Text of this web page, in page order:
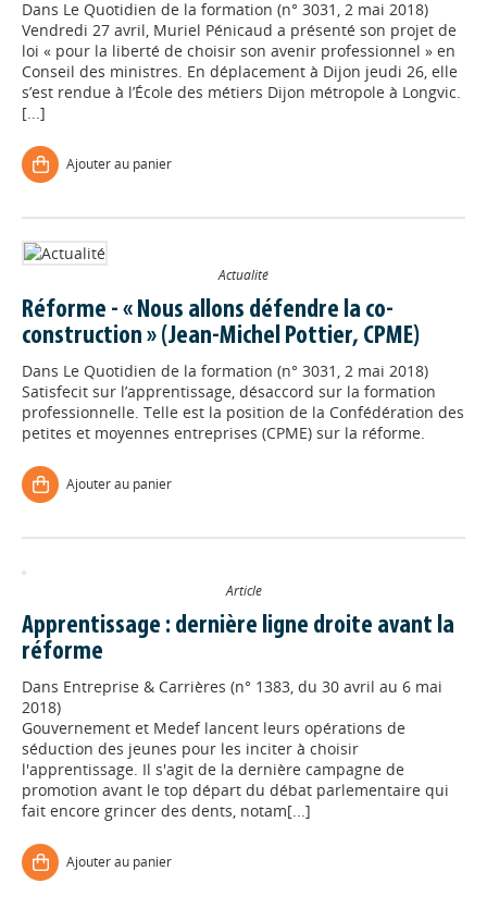
Dans Le Quotidien de la formation (n° 3031, 2 mai 2018)
Vendredi 27 avril, Muriel Pénicaud a présenté son projet de
loi « pour la liberté de choisir son avenir professionnel » en
Conseil des ministres. En déplacement à Dijon jeudi 26, elle
s’est rendue à l’École des métiers Dijon métropole à Longvic.
[...]
Ajouter au panier
Actualité
Réforme - « Nous allons défendre la co-
construction » (Jean-Michel Pottier, CPME)
Dans Le Quotidien de la formation (n° 3031, 2 mai 2018)
Satisfecit sur l’apprentissage, désaccord sur la formation
professionnelle. Telle est la position de la Confédération des
petites et moyennes entreprises (CPME) sur la réforme.
Ajouter au panier
Article
Apprentissage : dernière ligne droite avant la
réforme
Dans Entreprise & Carrières (n° 1383, du 30 avril au 6 mai
2018)
Gouvernement et Medef lancent leurs opérations de
séduction des jeunes pour les inciter à choisir
l'apprentissage. Il s'agit de la dernière campagne de
promotion avant le top départ du débat parlementaire qui
fait encore grincer des dents, notam[...]
Ajouter au panier